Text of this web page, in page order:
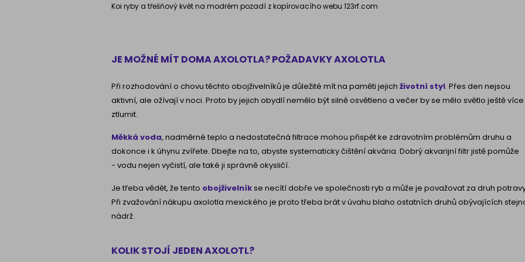
Koi ryby a třešňový květ na modrém pozadí z kopírovacího webu 123rf.com
JE MOŽNÉ MÍT DOMA AXOLOTLA? POŽADAVKY AXOLOTLA
Při rozhodování o chovu těchto obojživelníků je důležité mít na paměti jejich životní styl. Přes den nejsou
aktivní, ale ožívají v noci. Proto by jejich obydlí nemělo být silně osvětleno a večer by se mělo světlo ještě více
ztlumit.
Měkká voda, nadměrné teplo a nedostatečná filtrace mohou přispět ke zdravotním problémům druhu a
dokonce i k úhynu zvířete. Dbejte na to, abyste systematicky čištění akvária. Dobrý akvarijní filtr jistě pomůže
- vodu nejen vyčistí, ale také ji správně okysličí.
Je třeba vědět, že tento obojživelníkse necítí dobře ve společnosti ryb a může je považovat za druh
Při zvažování nákupu axolotla mexického je proto třeba brát v úvahu blaho ostatních druhů obývajících
nádrž.
KOLIK STOJÍ JEDEN AXOLOTL?